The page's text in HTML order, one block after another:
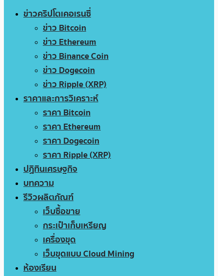
ข่าวคริปโตเคอเรนซี่
ข่าว Bitcoin
ข่าว Ethereum
ข่าว Binance Coin
ข่าว Dogecoin
ข่าว Ripple (XRP)
ราคาและการวิเคราะห์
ราคา Bitcoin
ราคา Ethereum
ราคา Dogecoin
ราคา Ripple (XRP)
ปฏิทินเศรษฐกิจ
บทความ
รีวิวผลิตภัณฑ์
เว็บซื้อขาย
กระเป๋าเก็บเหรียญ
เครื่องขุด
เว็บขุดแบบ Cloud Mining
ห้องเรียน